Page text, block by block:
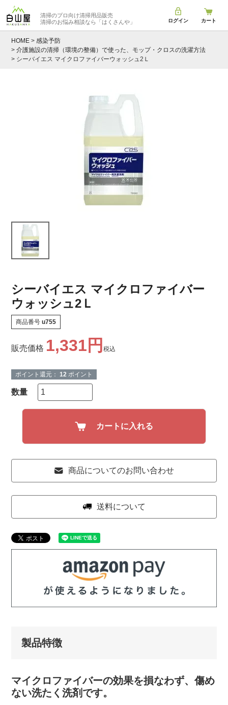
清掃のプロ向け清掃用品販売
清掃のお悩み相談なら 「はくさんや」 ログイン カート
HOME
感染予防
介護施設の清掃（環境の整備）で使った、モップ・クロスの洗濯方法
シーバイエス マイクロファイバーウォッシュ2Ｌ
シーバイエス マイクロファイバー
ウォッシュ2Ｌ
商品番号 u755
販売価格 1,331 税込
ポイント還元： 12 ポイント
カートに入れる
商品についてのお問い合わせ
送料について
製品特徴
マイクロファイバーの効果を損なわず、傷め
ない洗たく洗剤です。